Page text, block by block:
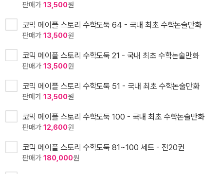
판매가 13,500원
코믹 메이플 스토리 수학도둑 64 - 국내 최초 수학논술만화
판매가 13,500원
코믹 메이플 스토리 수학도둑 21 - 국내 최초 수학논술만화
판매가 13,500원
코믹 메이플 스토리 수학도둑 51 - 국내 최초 수학논술만화
판매가 13,500원
코믹 메이플 스토리 수학도둑 100 - 국내 최초 수학논술만화
판매가 12,600원
코믹 메이플 스토리 수학도둑 81~100 세트 - 전20권
판매가 180,000원